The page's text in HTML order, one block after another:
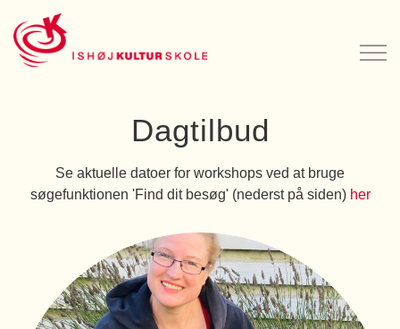
Dagtilbud
Se aktuelle datoer for workshops ved at bruge
søgefunktionen 'Find dit besøg' (nederst på siden) her